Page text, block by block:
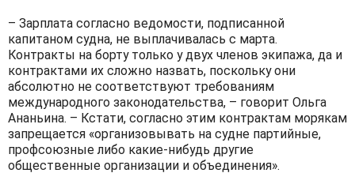
– Зарплата согласно ведомости, подписанной
капитаном судна, не выплачивалась с марта.
Контракты на борту только у двух членов экипажа, да и
контрактами их сложно назвать, поскольку они
абсолютно не соответствуют требованиям
международного законодательства, – говорит Ольга
Ананьина. – Кстати, согласно этим контрактам морякам
запрещается «организовывать на судне партийные,
профсоюзные либо какие-нибудь другие
общественные организации и объединения».